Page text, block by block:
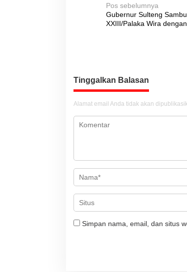
N
a
a
s
i
p
Pos sebelumnya
Gubernur Sulteng
XXIII/Palaka Wira
Tinggalkan Balasan
Alamat email Anda tidak akan
Simpan nama, email, dan situs